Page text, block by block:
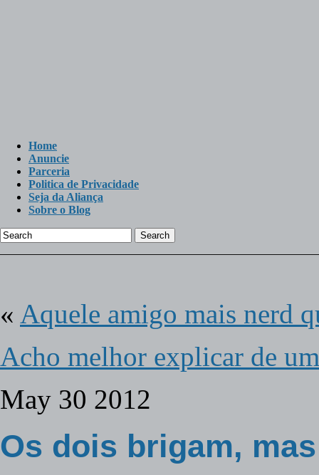
Home
Anuncie
Parceria
Politica de Privacidade
Seja da Aliança
Sobre o Blog
Search
« Aquele amigo mais nerd
Acho melhor explicar de
May 30 2012
Os dois brigam,